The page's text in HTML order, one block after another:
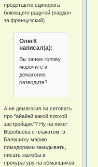
представлю единорога
блюющего радугой (пардон
за французский)
ОлегК
написал(а):
Вы зачем голову
морочите и
демагогию
разводите?
А не демагогия ли сетовать
про "айайай какой плохой
застройщик"? Ну на пикет
Воробьева с плакатом, в
Балашиху мэрию
помидорами закидывать,
писать жалобы в
прокуратуру на обманщиков,